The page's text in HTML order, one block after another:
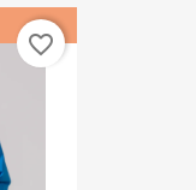
favorite_border